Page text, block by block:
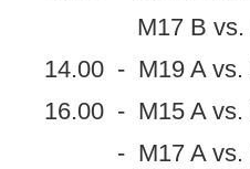
M17 B vs.
14.00 - M19 A vs.
16.00 - M15 A vs.
- M17 A vs.